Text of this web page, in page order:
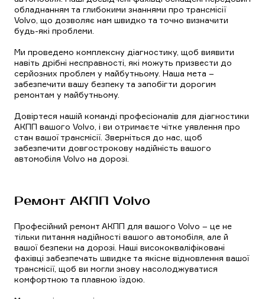
обладнанням та глибокими знаннями про трансмісії
Volvo, що дозволяє нам швидко та точно визначити
будь-які проблеми.
Ми проведемо комплексну діагностику, щоб виявити
навіть дрібні несправності, які можуть призвести до
серйозних проблем у майбутньому. Наша мета –
забезпечити вашу безпеку та запобігти дорогим
ремонтам у майбутньому.
Довіртеся нашій команді професіоналів для діагностики
АКПП вашого Volvo, і ви отримаєте чітке уявлення про
стан вашої трансмісії. Зверніться до нас, щоб
забезпечити довгострокову надійність вашого
автомобіля Volvo на дорозі.
Ремонт АКПП Volvo
Професійний ремонт АКПП для вашого Volvo – це не
тільки питання надійності вашого автомобіля, але й
вашої безпеки на дорозі. Наші висококваліфіковані
фахівці забезпечать швидке та якісне відновлення вашої
трансмісії, щоб ви могли знову насолоджуватися
комфортною та плавною їздою.